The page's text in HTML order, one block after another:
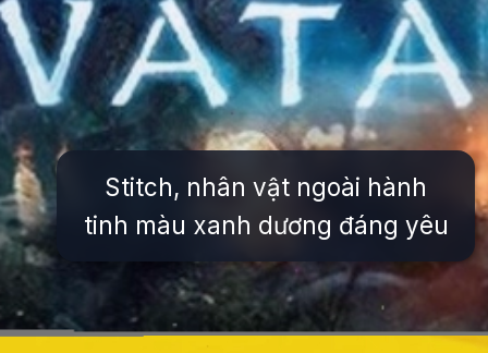
Stitch, nhân vật ngoài hành
tinh màu xanh dương đáng yêu